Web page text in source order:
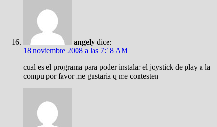
angely dice:
18 noviembre 2008 a las 7:18 AM
cual es el programa para poder instalar el joystick de play a la
compu por favor me gustaria q me contesten